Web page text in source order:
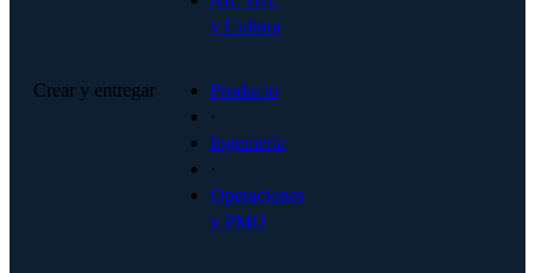
y Cultura
Crear y entregar
Producto
·
Ingeniería
·
Operaciones
y PMO